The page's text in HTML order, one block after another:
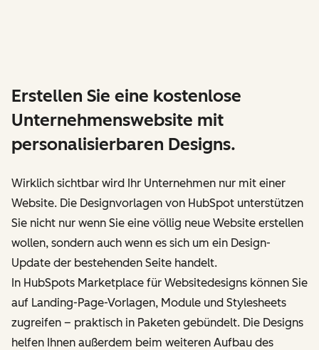
Erstellen Sie eine kostenlose
Unternehmenswebsite mit
personalisierbaren Designs.
Wirklich sichtbar wird Ihr Unternehmen nur mit einer
Website. Die Designvorlagen von HubSpot unterstützen
Sie nicht nur wenn Sie eine völlig neue Website erstellen
wollen, sondern auch wenn es sich um ein Design-
Update der bestehenden Seite handelt.
In HubSpots Marketplace für Websitedesigns können Sie
auf Landing-Page-Vorlagen, Module und Stylesheets
zugreifen – praktisch in Paketen gebündelt. Die Designs
helfen Ihnen außerdem beim weiteren Aufbau des